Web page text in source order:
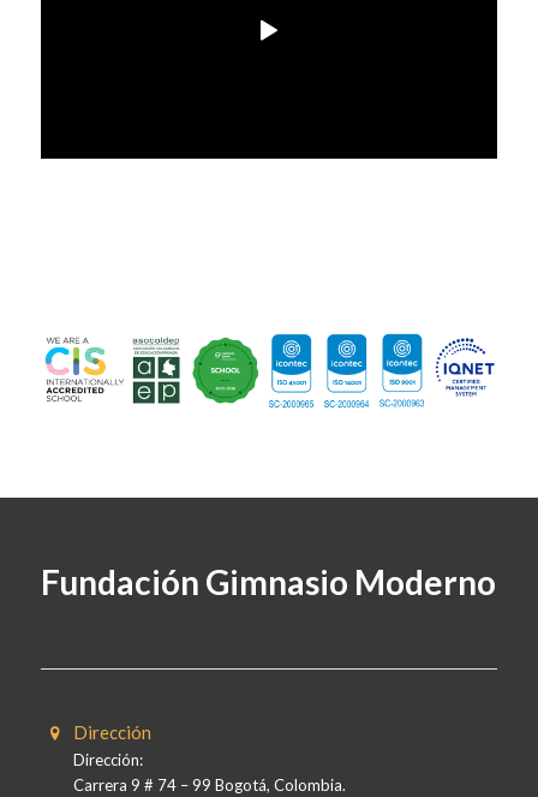
Fundación Gimnasio Moderno
Dirección
Dirección:
Carrera 9 # 74 – 99 Bogotá, Colombia.